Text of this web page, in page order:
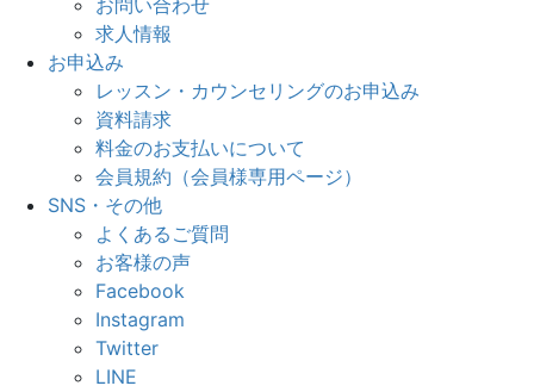
お問い合わせ
求人情報
お申込み
レッスン・カウンセリングのお申込み
資料請求
料金のお支払いについて
会員規約（会員様専用ページ）
SNS・その他
よくあるご質問
お客様の声
Facebook
Instagram
Twitter
LINE